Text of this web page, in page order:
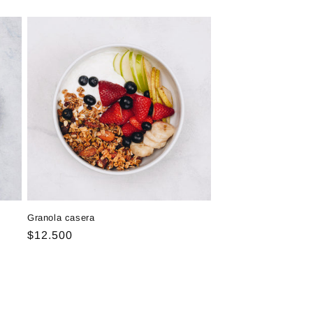
Granola casera
Precio
$12.500